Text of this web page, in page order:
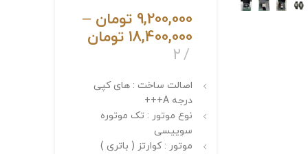
9,200,000 تومان –
18,400,000 تومان
2
اصالت ساخت : های کپی
درجه A+++
نوع موتور : تک موتوره
سوییسی
موتور : کوارتز ( باتری )